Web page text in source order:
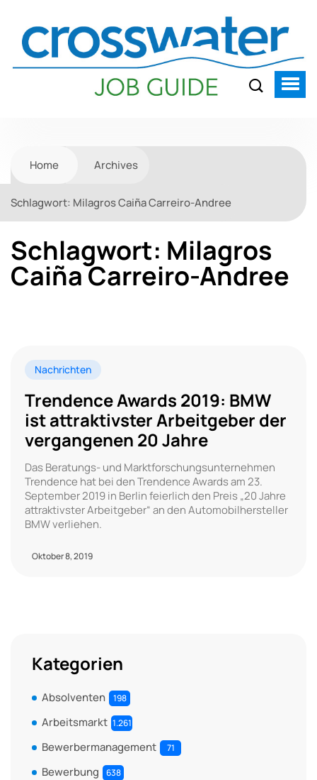
Home Archives
Schlagwort: Milagros Caiña Carreiro-Andree
Schlagwort: Milagros
Caiña Carreiro-Andree
Nachrichten
Trendence Awards 2019: BMW
ist attraktivster Arbeitgeber der
vergangenen 20 Jahre
Das Beratungs- und Marktforschungsunternehmen
Trendence hat bei den Trendence Awards am 23.
September 2019 in Berlin feierlich den Preis „20 Jahre
attraktivster Arbeitgeber“ an den Automobilhersteller
BMW verliehen.
Oktober 8, 2019
Kategorien
Absolventen 198
Arbeitsmarkt 1.261
Bewerbermanagement 71
Bewerbung 638